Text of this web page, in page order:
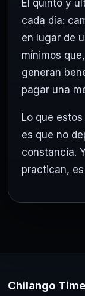
El quinto y
cada día:
en lugar de
mínimos
generan
pagar una
Lo que
es que no
constancia.
practican,
Chilango